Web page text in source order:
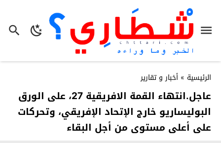
الرئيسية » أخبار و تقارير
عاجل.انتهاء القمة الافريقية 27، على الورق
البوليساريو خارج الإتحاد الإفريقي، وتحركات
على أعلى مستوى من أجل البقاء